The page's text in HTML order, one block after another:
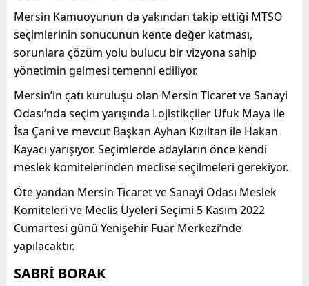
Mersin Kamuoyunun da yakından takip ettiği MTSO
seçimlerinin sonucunun kente değer katması,
sorunlara çözüm yolu bulucu bir vizyona sahip
yönetimin gelmesi temenni ediliyor.
Mersin’in çatı kuruluşu olan Mersin Ticaret ve Sanayi
Odası’nda seçim yarışında Lojistikçiler Ufuk Maya ile
İsa Çani ve mevcut Başkan Ayhan Kızıltan ile Hakan
Kayacı yarışıyor. Seçimlerde adayların önce kendi
meslek komitelerinden meclise seçilmeleri gerekiyor.
Öte yandan Mersin Ticaret ve Sanayi Odası Meslek
Komiteleri ve Meclis Üyeleri Seçimi 5 Kasım 2022
Cumartesi günü Yenişehir Fuar Merkezi’nde
yapılacaktır.
SABRİ BORAK